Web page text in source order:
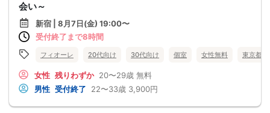
会い～
新宿 | 8月7日(金) 19:00〜
受付終了まで8時間
フィオーレ 20代向け 30代向け 個室 女性無料 東京都
女性 残りわずか 20〜29歳 無料
男性 受付終了 22〜33歳 3,900円